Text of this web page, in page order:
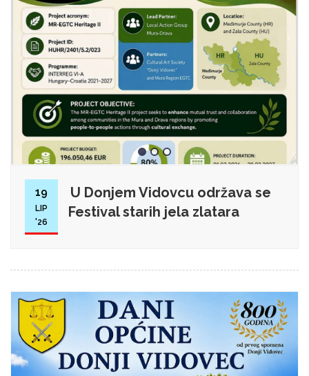
19
LIP
'26
U Donjem Vidovcu održava se
Festival starih jela zlatara